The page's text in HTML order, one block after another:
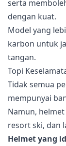
serta
dengan kuat.
Model yang
karbon untuk
tangan.
Topi
Tidak semua
mempunyai
Namun,
resort ski, dan
Helmet yang